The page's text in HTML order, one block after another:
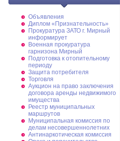
Объявления
Диплом «Признательность»
Прокуратура ЗАТО г. Мирный
информирует
Военная прокуратура
гарнизона Мирный
Подготовка к отопительному
периоду
Защита потребителя
Торговля
Аукцион на право заключения
договора аренды недвижимого
имущества
Реестр муниципальных
маршрутов
Муниципальная комиссия по
делам несовершеннолетних
Антинаркотическая комиссия